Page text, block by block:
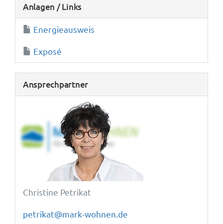
Anlagen / Links
Energieausweis
Exposé
Ansprechpartner
Christine Petrikat
petrikat@mark-wohnen.de